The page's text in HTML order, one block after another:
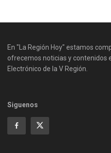
En "La Región Hoy" estamos
ofrecemos noticias y contenidos
Electrónico de la V Región.
Siguenos